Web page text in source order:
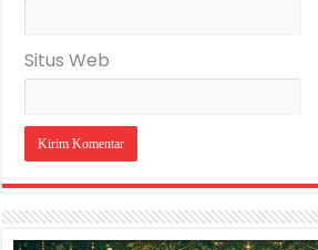
Situs Web